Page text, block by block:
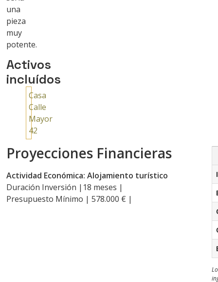
una
pieza
muy
potente.
Activos
incluídos
Casa
Calle
Mayor
42
Proyecciones Financieras
Actividad Económica: Alojamiento turístico
Duración Inversión |18 meses |
Presupuesto Mínimo | 578.000 € |